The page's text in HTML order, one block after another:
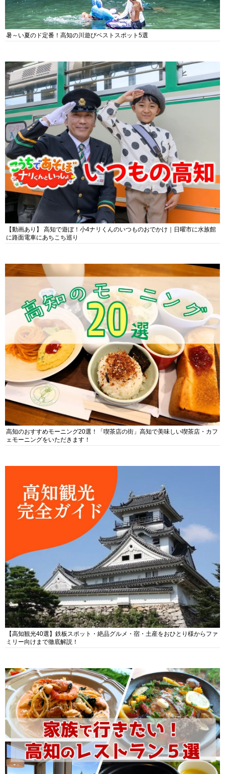
暑～い夏のド定番！高知の川遊びベストスポット5選
【動画あり】 高知で遊ぼ！小4ナリくんのいつものおでかけ｜日曜市に水族館
に路面電車にあちこち巡り
高知のおすすめモーニング20選！「喫茶店の街」高知で美味しい喫茶店・カフ
ェモーニングをいただきます！
【高知観光40選】鉄板スポット・絶品グルメ・宿・土産をおひとり様からファ
ミリー向けまで徹底解説！